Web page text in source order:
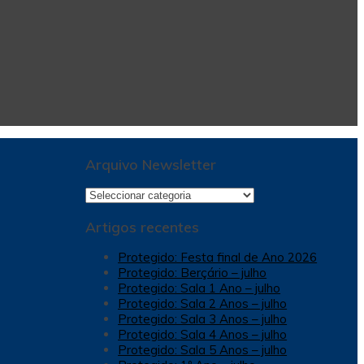
Arquivo Newsletter
Arquivo
Artigos recentes
Protegido: Festa final de Ano 2026
Protegido: Berçário – julho
Protegido: Sala 1 Ano – julho
Protegido: Sala 2 Anos – julho
Protegido: Sala 3 Anos – julho
Protegido: Sala 4 Anos – julho
Protegido: Sala 5 Anos – julho